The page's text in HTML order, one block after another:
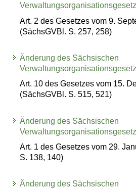
Art. 2 des Gesetzes vom 9.
(SächsGVBl. S. 257, 258)
Änderung des Sächsischen
Art. 10 des Gesetzes vom 15.
(SächsGVBl. S. 515, 521)
Änderung des Sächsischen
Art. 1 des Gesetzes vom 29.
S. 138, 140)
Änderung des Sächsischen